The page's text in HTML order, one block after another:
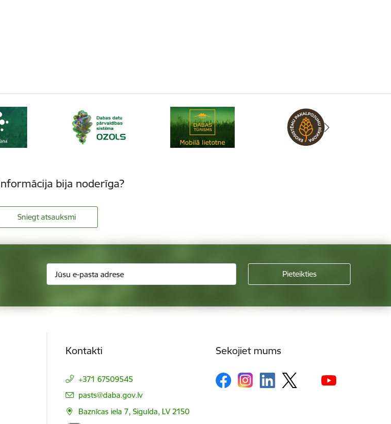
bija noderīga?
Sniegt atsauksmi
Kontakti
+371 67509545
E-pasts:
pasts@daba.gov.lv
Baznīcas iela 7, Sigulda, LV 2150
Sekojiet mums